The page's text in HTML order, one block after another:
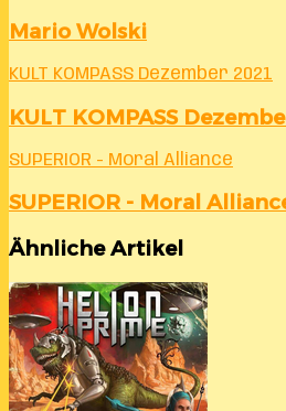
Mario Wolski
KULT KOMPASS Dezember 2021
KULT KOMPASS
SUPERIOR - Moral Alliance
SUPERIOR - Moral
Ähnliche Artikel